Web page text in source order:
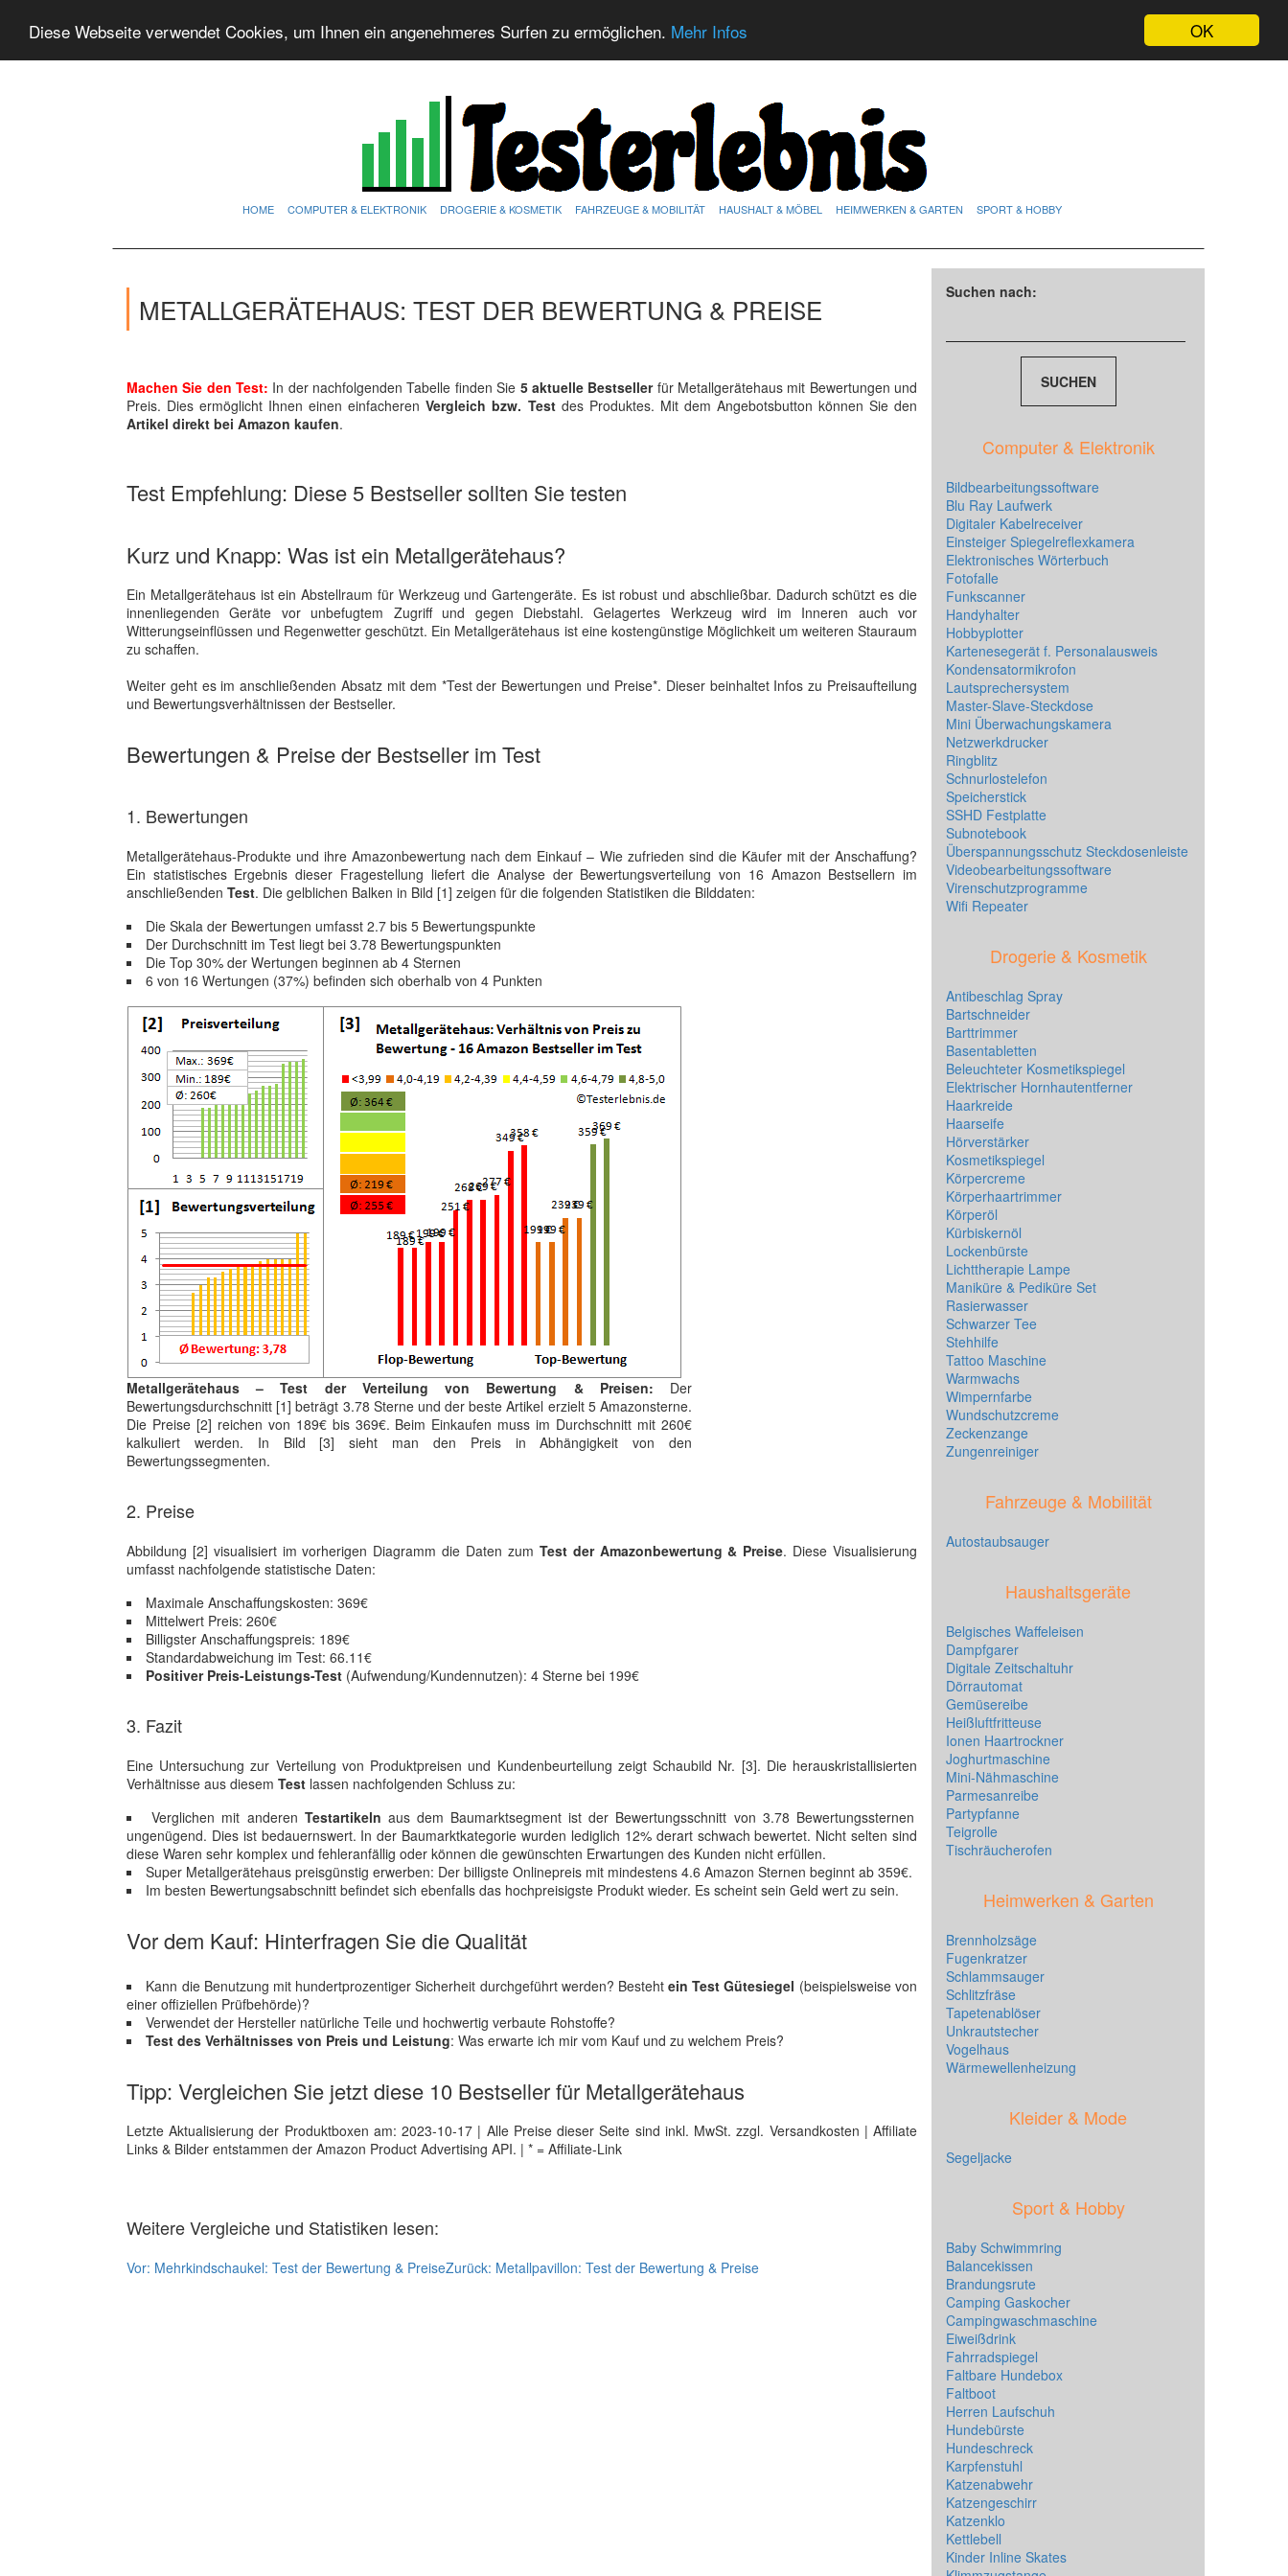
OK
Diese Webseite verwendet Cookies, um Ihnen ein angenehmeres Surfen zu ermöglichen. Mehr Infos
HOME COMPUTER & ELEKTRONIK DROGERIE & KOSMETIK FAHRZEUGE & MOBILITÄT HAUSHALT & MÖBEL HEIMWERKEN & GARTEN SPORT & HOBBY
METALLGERÄTEHAUS: TEST DER BEWERTUNG & PREISE
Machen Sie den Test: In der nachfolgenden Tabelle finden Sie 5 aktuelle Bestsellerfür Metallgerätehaus mit Bewertungen und
Preis. Dies ermöglicht Ihnen einen einfacherenVergleich bzw. Testdes Produktes. Mit dem Angebotsbutton können Sie den
Artikel direkt bei Amazon kaufen.
Test Empfehlung: Diese 5 Bestseller sollten Sie testen
Kurz und Knapp: Was ist ein Metallgerätehaus?
Ein Metallgerätehaus ist ein Abstellraum für Werkzeug und Gartengeräte. Es ist robust und abschließbar. Dadurch schützt es die
innenliegenden Geräte vor unbefugtem Zugriff und gegen Diebstahl. Gelagertes Werkzeug wird im Inneren auch vor
Witterungseinflüssen und Regenwetter geschützt. Ein Metallgerätehaus ist eine kostengünstige Möglichkeit um weiteren Stauraum
zu schaffen.
Weiter geht es im anschließenden Absatz mit dem *Test der Bewertungen und Preise*. Dieser beinhaltet Infos zu Preisaufteilung
und Bewertungsverhältnissen der Bestseller.
Bewertungen & Preise der Bestseller im Test
1. Bewertungen
Metallgerätehaus-Produkte und ihre Amazonbewertung nach dem Einkauf – Wie zufrieden sind die Käufer mit der Anschaffung?
Ein statistisches Ergebnis dieser Fragestellung liefert die Analyse der Bewertungsverteilung von 16 Amazon Bestsellern im
anschließenden Test. Die gelblichen Balken in Bild [1] zeigen für die folgenden Statistiken die Bilddaten:
Die Skala der Bewertungen umfasst 2.7 bis 5 Bewertungspunkte
Der Durchschnitt im Test liegt bei 3.78 Bewertungspunkten
Die Top 30% der Wertungen beginnen ab 4 Sternen
6 von 16 Wertungen (37%) befinden sich oberhalb von 4 Punkten
Metallgerätehaus – Test der Verteilung von Bewertung & Preisen: Der
Bewertungsdurchschnitt [1] beträgt 3.78 Sterne und der beste Artikel erzielt 5 Amazonsterne.
Die Preise [2] reichen von 189€ bis 369€. Beim Einkaufen muss im Durchschnitt mit 260€
kalkuliert werden. In Bild [3] sieht man den Preis in Abhängigkeit von den
Bewertungssegmenten.
2. Preise
Abbildung [2] visualisiert im vorherigen Diagramm die Daten zum Test der Amazonbewertung & Preise. Diese Visualisierung
umfasst nachfolgende statistische Daten:
Maximale Anschaffungskosten: 369€
Mittelwert Preis: 260€
Billigster Anschaffungspreis: 189€
Standardabweichung im Test: 66.11€
Positiver Preis-Leistungs-Test (Aufwendung/Kundennutzen): 4 Sterne bei 199€
3. Fazit
Eine Untersuchung zur Verteilung von Produktpreisen und Kundenbeurteilung zeigt Schaubild Nr. [3]. Die herauskristallisierten
Verhältnisse aus diesem Test lassen nachfolgenden Schluss zu:
Verglichen mit anderen Testartikeln aus dem Baumarktsegment ist der Bewertungsschnitt von 3.78 Bewertungssternen
ungenügend. Dies ist bedauernswert. In der Baumarktkategorie wurden lediglich 12% derart schwach bewertet. Nicht selten sind
diese Waren sehr komplex und fehleranfällig oder können die gewünschten Erwartungen des Kunden nicht erfüllen.
Super Metallgerätehaus preisgünstig erwerben: Der billigste Onlinepreis mit mindestens 4.6 Amazon Sternen beginnt ab 359€.
Im besten Bewertungsabschnitt befindet sich ebenfalls das hochpreisigste Produkt wieder. Es scheint sein Geld wert zu sein.
Vor dem Kauf: Hinterfragen Sie die Qualität
Kann die Benutzung mit hundertprozentiger Sicherheit durchgeführt werden? Bestehtein Test Gütesiegel (beispielsweise von
einer offiziellen Prüfbehörde)?
Verwendet der Hersteller natürliche Teile und hochwertig verbaute Rohstoffe?
Test des Verhältnisses von Preis und Leistung: Was erwarte ich mir vom Kauf und zu welchem Preis?
Tipp: Vergleichen Sie jetzt diese 10 Bestseller für Metallgerätehaus
Letzte Aktualisierung der Produktboxen am: 2023-10-17 | Alle Preise dieser Seite sind inkl. MwSt. zzgl. Versandkosten | Affiliate
Links & Bilder entstammen der Amazon Product Advertising API. | * = Affiliate-Link
Weitere Vergleiche und Statistiken lesen:
Vor: Mehrkindschaukel: Test der Bewertung & PreiseZurück: Metallpavillon: Test der Bewertung & Preise
Suchen nach:
Computer & Elektronik
Bildbearbeitungssoftware
Blu Ray Laufwerk
Digitaler Kabelreceiver
Einsteiger Spiegelreflexkamera
Elektronisches Wörterbuch
Fotofalle
Funkscanner
Handyhalter
Hobbyplotter
Kartenesegerät f. Personalausweis
Kondensatormikrofon
Lautsprechersystem
Master-Slave-Steckdose
Mini Überwachungskamera
Netzwerkdrucker
Ringblitz
Schnurlostelefon
Speicherstick
SSHD Festplatte
Subnotebook
Überspannungsschutz Steckdosenleiste
Videobearbeitungssoftware
Virenschutzprogramme
Wifi Repeater
Drogerie & Kosmetik
Antibeschlag Spray
Bartschneider
Barttrimmer
Basentabletten
Beleuchteter Kosmetikspiegel
Elektrischer Hornhautentferner
Haarkreide
Haarseife
Hörverstärker
Kosmetikspiegel
Körpercreme
Körperhaartrimmer
Körperöl
Kürbiskernöl
Lockenbürste
Lichttherapie Lampe
Maniküre & Pediküre Set
Rasierwasser
Schwarzer Tee
Stehhilfe
Tattoo Maschine
Warmwachs
Wimpernfarbe
Wundschutzcreme
Zeckenzange
Zungenreiniger
Fahrzeuge & Mobilität
Autostaubsauger
Haushaltsgeräte
Belgisches Waffeleisen
Dampfgarer
Digitale Zeitschaltuhr
Dörrautomat
Gemüsereibe
Heißluftfritteuse
Ionen Haartrockner
Joghurtmaschine
Mini-Nähmaschine
Parmesanreibe
Partypfanne
Teigrolle
Tischräucherofen
Heimwerken & Garten
Brennholzsäge
Fugenkratzer
Schlammsauger
Schlitzfräse
Tapetenablöser
Unkrautstecher
Vogelhaus
Wärmewellenheizung
Kleider & Mode
Segeljacke
Sport & Hobby
Baby Schwimmring
Balancekissen
Brandungsrute
Camping Gaskocher
Campingwaschmaschine
Eiweißdrink
Fahrradspiegel
Faltbare Hundebox
Faltboot
Herren Laufschuh
Hundebürste
Hundeschreck
Karpfenstuhl
Katzenabwehr
Katzengeschirr
Katzenklo
Kettlebell
Kinder Inline Skates